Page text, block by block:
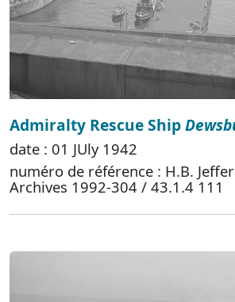
Admiralty Rescue Ship
date : 01 JUly 1942
numéro de référence : H.B.
Archives 1992-304 / 43.1.4 111